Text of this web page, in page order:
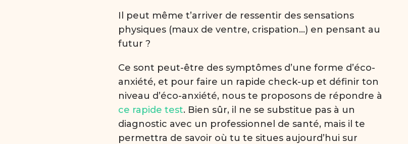
Il peut même t’arriver de ressentir des sensations
physiques (maux de ventre, crispation…) en pensant au
futur ?
Ce sont peut-être des symptômes d’une forme d’éco-
anxiété, et pour faire un rapide check-up et définir ton
niveau d’éco-anxiété, nous te proposons de répondre à
ce rapide test. Bien sûr, il ne se substitue pas à un
diagnostic avec un professionnel de santé, mais il te
permettra de savoir où tu te situes aujourd’hui sur